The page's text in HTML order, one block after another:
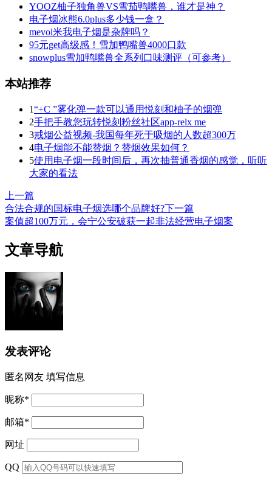
YOOZ柚子独角兽VS雪茄鸭嘴兽，谁才是神？
电子烟冰熊6.0plus多少钱一盒？
mevol米我电子烟是杂牌吗？
95元get高级感！雪加鸭嘴兽4000口款
snowplus雪加鸭嘴兽全系列口味测评（可参考）
本站推荐
1“+C ”雾化弹一款可以通用悦刻和柚子的烟弹
2手把手教您玩转悦刻粉丝社区app-relx me
3戒烟公益视频-我国每年死于吸烟的人数超300万
4电子烟能不能替烟？替烟效果如何？
5使用电子烟一段时间后，再次抽普通香烟的感觉，听听
大家的看法
上一篇
合法合规的国标电子烟选哪个品牌好?下一篇
案值超100万元，会宁公安破获一起非法经营电子烟案
文章导航
发表评论
匿名网友 填写信息
昵称*
邮箱*
网址
QQ